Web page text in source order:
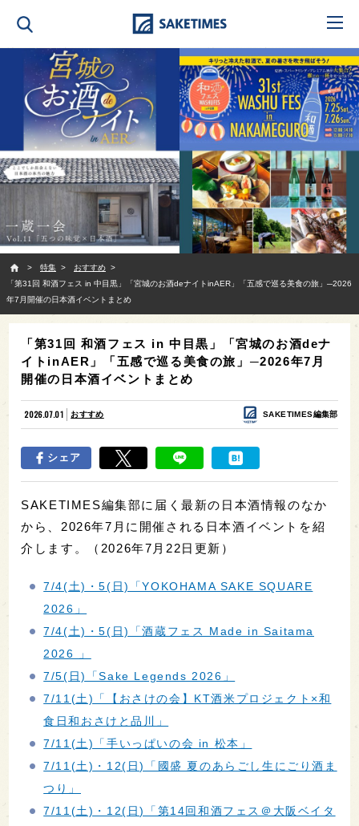
特集
おすすめ
「第31回 和酒フェス in 中目黒」「宮城のお酒deナイトinAER」「五感で巡る美食の旅」─2026
年7月開催の日本酒イベントまとめ
「第31回 和酒フェス in 中目黒」「宮城のお酒deナ
イトinAER」「五感で巡る美食の旅」─2026年7月
開催の日本酒イベントまとめ
2026.07.01 おすすめ SAKETIMES編集部
シェア
SAKETIMES編集部に届く最新の日本酒情報のなか
から、2026年7月に開催される日本酒イベントを紹
介します。（2026年7月22日更新）
7/4(土)・5(日)「YOKOHAMA SAKE SQUARE
2026」
7/4(土)・5(日)「酒蔵フェス Made in Saitama
2026 」
7/5(日)「Sake Legends 2026」
7/11(土)「【おさけの会】KT酒米プロジェクト×和
食日和おさけと品川」
7/11(土)「手いっぱいの会 in 松本」
7/11(土)・12(日)「國盛 夏のあらごし生にごり酒ま
つり」
7/11(土)・12(日)「第14回和酒フェス＠大阪ベイタ